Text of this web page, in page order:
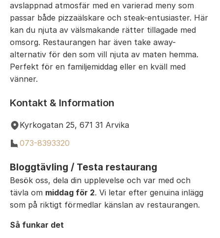
avslappnad atmosfär med en varierad meny som
passar både pizzaälskare och steak-entusiaster. Här
kan du njuta av välsmakande rätter tillagade med
omsorg. Restaurangen har även take away-
alternativ för den som vill njuta av maten hemma.
Perfekt för en familjemiddag eller en kväll med
vänner.
Kontakt & Information
Kyrkogatan 25, 671 31 Arvika
073-8393320
Bloggtävling / Testa restaurang
Besök oss, dela din upplevelse och var med och
tävla om middag för 2. Vi letar efter genuina inlägg
som på riktigt förmedlar känslan av restaurangen.
Så funkar det